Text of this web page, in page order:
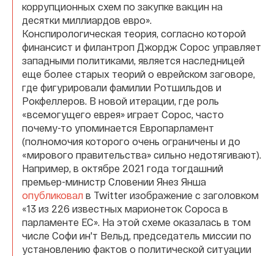
коррупционных схем по закупке вакцин на
десятки миллиардов евро».
Конспирологическая теория, согласно которой
финансист и филантроп Джордж Сорос управляет
западными политиками, является наследницей
еще более старых теорий о еврейском заговоре,
где фигурировали фамилии Ротшильдов и
Рокфеллеров. В новой итерации, где роль
«всемогущего еврея» играет Сорос, часто
почему-то упоминается Европарламент
(полномочия которого очень ограничены и до
«мирового правительства» сильно недотягивают).
Например, в октябре 2021 года тогдашний
премьер-министр Словении Янез Янша
опубликовал в Twitter изображение с заголовком
«13 из 226 известных марионеток Сороса в
парламенте ЕС». На этой схеме оказалась в том
числе Софи ин'т Вельд, председатель миссии по
установлению фактов о политической ситуации